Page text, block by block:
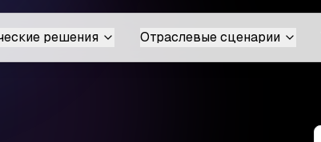
решения Отраслевые сценарии